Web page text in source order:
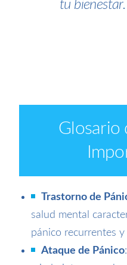
tu
Glosario
Trastorno de
salud mental
pánico recurrentes
Ataque de Pánico